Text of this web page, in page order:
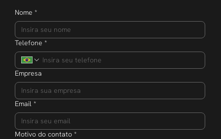
Nome *
Telefone *
Empresa
Email *
Motivo do contato *